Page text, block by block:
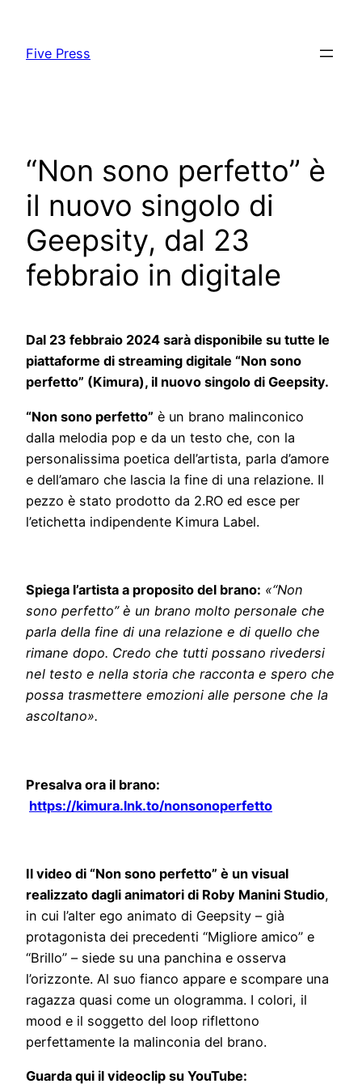
content
Five Press
“Non sono perfetto” è
il nuovo singolo di
Geepsity, dal 23
febbraio in digitale
Dal 23 febbraio 2024 sarà disponibile su tutte le
piattaforme di streaming digitale “Non sono
perfetto” (Kimura), il nuovo singolo di Geepsity.
“Non sono perfetto” è un brano malinconico
dalla melodia pop e da un testo che, con la
personalissima poetica dell’artista, parla d’amore
e dell’amaro che lascia la fine di una relazione. Il
pezzo è stato prodotto da 2.RO ed esce per
l’etichetta indipendente Kimura Label.
Spiega l’artista a proposito del brano: «“Non
sono perfetto” è un brano molto personale che
parla della fine di una relazione e di quello che
rimane dopo. Credo che tutti possano rivedersi
nel testo e nella storia che racconta e spero che
possa trasmettere emozioni alle persone che la
ascoltano».
Presalva ora il brano:
https://kimura.lnk.to/nonsonoperfetto
Il video di “Non sono perfetto” è un visual
realizzato dagli animatori di Roby Manini Studio,
in cui l’alter ego animato di Geepsity – già
protagonista dei precedenti “Migliore amico” e
“Brillo” – siede su una panchina e osserva
l’orizzonte. Al suo fianco appare e scompare una
ragazza quasi come un ologramma. I colori, il
mood e il soggetto del loop riflettono
perfettamente la malinconia del brano.
Guarda qui il videoclip su YouTube: